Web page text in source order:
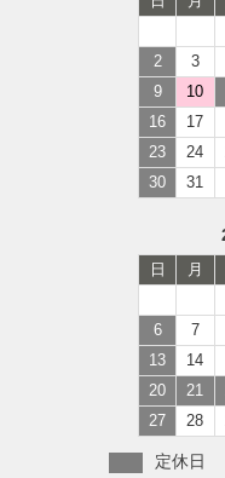
2
3
9
10
16
17
23
24
30
31
日 月
6
7
13
14
20
21
27
28
定休日